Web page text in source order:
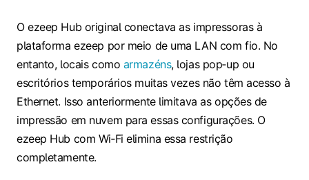
O ezeep Hub original conectava as impressoras à
plataforma ezeep por meio de uma LAN com fio. No
entanto, locais como armazéns, lojas pop‑up ou
escritórios temporários muitas vezes não têm acesso à
Ethernet. Isso anteriormente limitava as opções de
impressão em nuvem para essas configurações. O
ezeep Hub com Wi‑Fi elimina essa restrição
completamente.